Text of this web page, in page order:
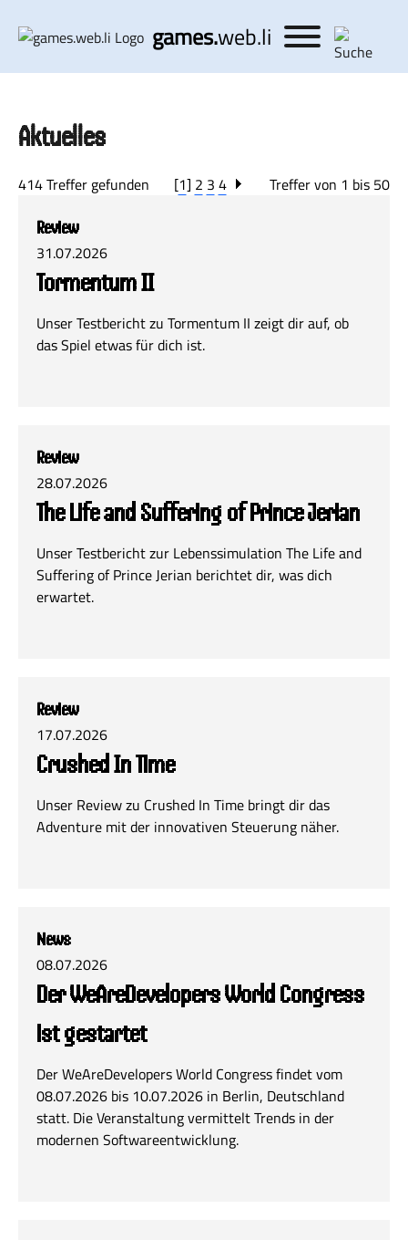
games.web.li
Aktuelles
414 Treffer gefunden [1] 2 3 4 Treffer von 1 bis 50
Review
31.07.2026
Tormentum II
Unser Testbericht zu Tormentum II zeigt dir auf, ob
das Spiel etwas für dich ist.
Review
28.07.2026
The Life and Suffering of Prince Jerian
Unser Testbericht zur Lebenssimulation The Life and
Suffering of Prince Jerian berichtet dir, was dich
erwartet.
Review
17.07.2026
Crushed In Time
Unser Review zu Crushed In Time bringt dir das
Adventure mit der innovativen Steuerung näher.
News
08.07.2026
Der WeAreDevelopers World Congress
ist gestartet
Der WeAreDevelopers World Congress findet vom
08.07.2026 bis 10.07.2026 in Berlin, Deutschland
statt. Die Veranstaltung vermittelt Trends in der
modernen Softwareentwicklung.